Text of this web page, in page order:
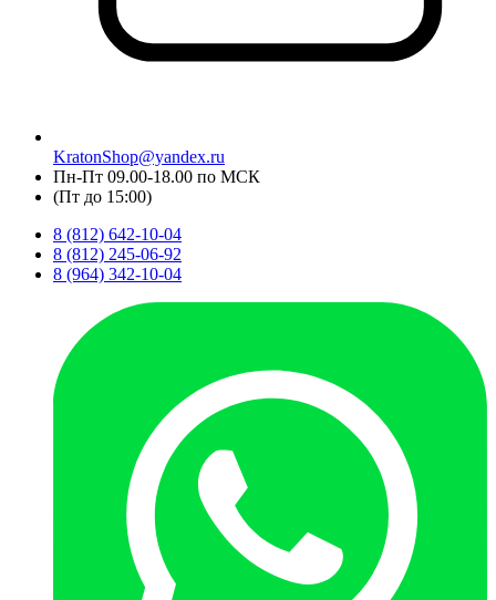
KratonShop@yandex.ru
Пн-Пт 09.00-18.00 по МСК
(Пт до 15:00)
8 (812) 642-10-04
8 (812) 245-06-92
8 (964) 342-10-04